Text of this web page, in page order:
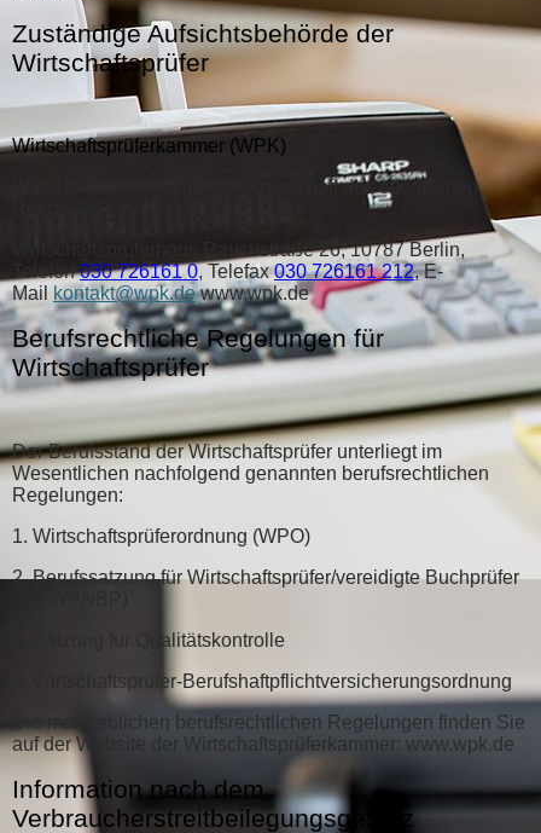
Zuständige Aufsichtsbehörde der
Wirtschaftsprüfer
Wirtschaftsprüferkammer (WPK)
Wirtschaftsprüferkammer Körperschaft des öffentlichen
Wirtschaftsprüferhaus Rauchstraße 26, 10787 Berlin,
Telefon030 726161 0, Telefax030 726161 212, E-
Mail kontakt@wpk.dewww.wpk.de
Berufsrechtliche Regelungen für
Wirtschaftsprüfer
Der Berufsstand der Wirtschaftsprüfer unterliegt im
Wesentlichen nachfolgend genannten berufsrechtlichen
Regelungen:
1. Wirtschaftsprüferordnung (WPO)
2. Berufssatzung für Wirtschaftsprüfer/vereidigte Buchprüfer
3. Satzung für Qualitätskontrolle
4. Wirtschaftsprüfer-Berufshaftpflichtversicherungsordnung
Die maßgeblichen berufsrechtlichen Regelungen finden Sie
auf der Website der Wirtschaftsprüferkammer: www.wpk.de
Information nach dem
Verbraucherstreitbeilegungsgesetz